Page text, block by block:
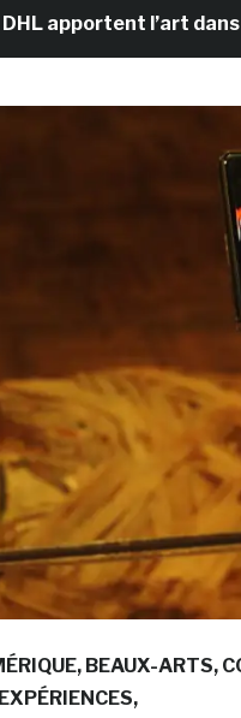
l’art dans les
BEAUX-ARTS